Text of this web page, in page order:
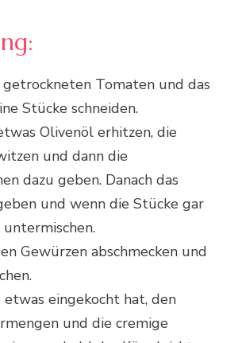
Tomaten und das
Stücke schneiden.
Olivenöl erhitzen, die
und dann die
dazu geben. Danach das
und wenn die Stücke gar
Gewürzen abschmecken und
etwas eingekocht hat, den
und die cremige